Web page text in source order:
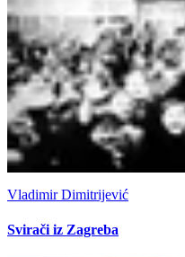
Vladimir Dimitrijević
Svirači iz Zagreba